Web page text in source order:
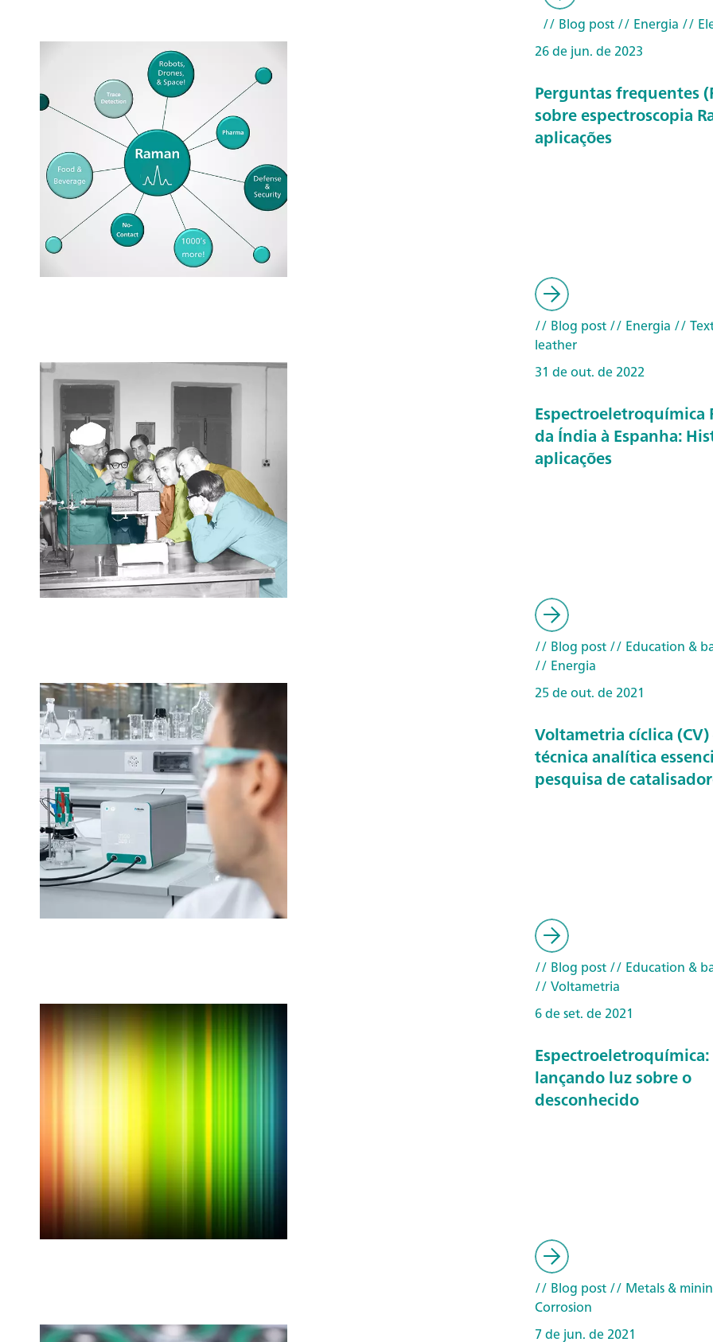
// Blog post// Energia //
26 de jun. de 2023
Perguntas frequentes
sobre espectroscopia
aplicações
// Blog post// Energia //
leather
31 de out. de 2022
Espectroeletroquímica
da Índia à Espanha:
aplicações
// Blog post// Education &
// Energia
25 de out. de 2021
Voltametria cíclica (CV)
técnica analítica
pesquisa de
// Blog post// Education &
// Voltametria
6 de set. de 2021
Espectroeletroquímica:
lançando luz sobre o
desconhecido
// Blog post// Metals &
Corrosion
7 de jun. de 2021